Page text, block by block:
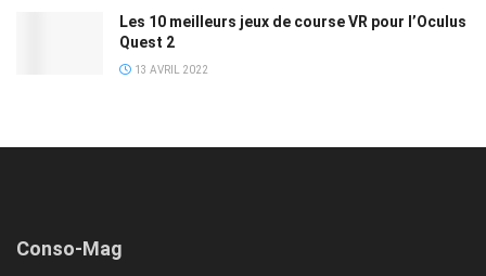
Les 10 meilleurs jeux de course VR pour l’Oculus
Quest 2
13 AVRIL 2022
Conso-Mag